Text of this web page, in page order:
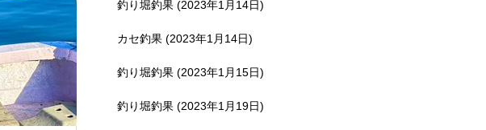
釣り堀釣果 (2023年1月14日)
カセ釣果 (2023年1月14日)
釣り堀釣果 (2023年1月15日)
釣り堀釣果 (2023年1月19日)